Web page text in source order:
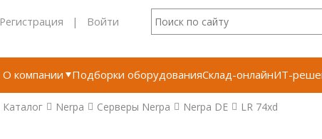
Регистрация | Войти
О компании Подборки оборудованияСклад-онлайнИТ-
Каталог Nerpa Серверы Nerpa Nerpa DE LR 74xd